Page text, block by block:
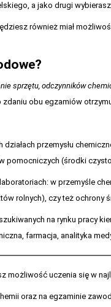
a jako drugi
również miał
sprzętu, odczynników
zdaniu obu egzamiów
przemysłu
pomocniczych (środki
w przemyśle
rolnych), czy też
na rynku pracy
farmacja, analityka
możliwość uczenia się w
oraz na egzaminie